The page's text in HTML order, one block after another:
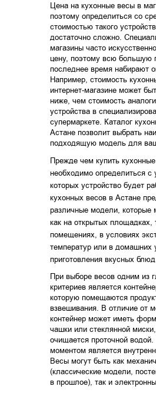
Цена на кухонные весы в
поэтому определиться со
стоимостью такого
достаточно сложно.
магазины часто
цену, поэтому всю большую
последнее время набирают
Например, стоимость
интернет-магазине может
ниже, чем стоимость
устройства в
супермаркете. Каталог
Астане позволит выбрать
подходящую модель для
Прежде чем купить
необходимо определиться с
которых устройство будет
кухонных весов в Астане
различные модели, которые
как на открытых площадках,
помещениях, в условиях
температур или в домашних
приготовления вкусных
При выборе весов одним из
критериев является
которую помещаются
взвешивания. В отличие от
контейнер может иметь
чашки или стеклянной
очищается проточной
моментом является
Весы могут быть как
(классические модели,
в прошлое), так и